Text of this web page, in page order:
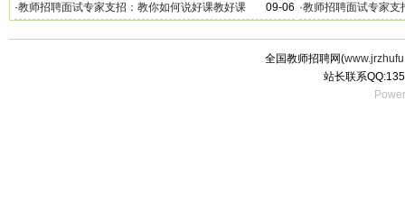
09-06
·教师招聘面试专家支招：教你如何说好课教好课 ·教师招聘面试专家支
全国教师招聘网(
站长联系